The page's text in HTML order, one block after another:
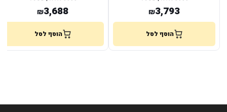
₪3,793
הוסף לסל
₪3,688
הוסף לסל